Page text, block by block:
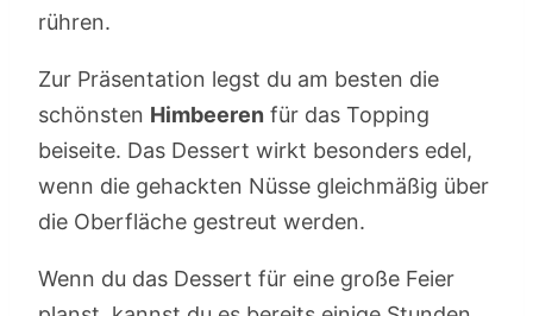
rühren.
Zur Präsentation legst du am besten die
schönsten Himbeeren für das Topping
beiseite. Das Dessert wirkt besonders edel,
wenn die gehackten Nüsse gleichmäßig über
die Oberfläche gestreut werden.
Wenn du das Dessert für eine große Feier